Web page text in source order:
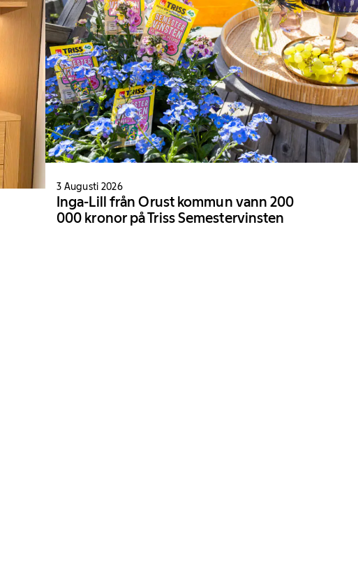
3 Augusti 2026
Inga-Lill från Orust kommun vann 200
000 kronor på Triss Semestervinsten